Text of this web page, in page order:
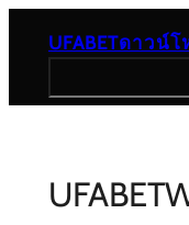
content
UFABETดาวน์